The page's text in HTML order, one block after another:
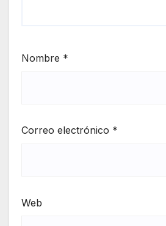
Nombre *
Correo electrónico *
Web